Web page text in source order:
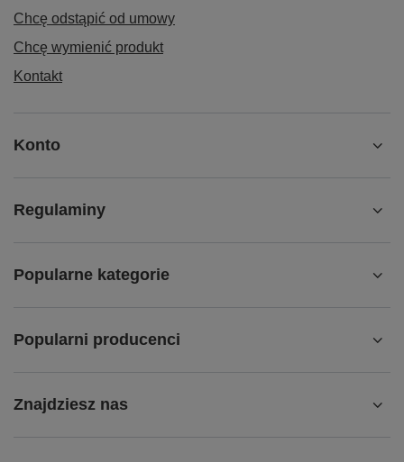
Chcę odstąpić od umowy
Chcę wymienić produkt
Kontakt
Konto
Regulaminy
Popularne kategorie
Popularni producenci
Znajdziesz nas